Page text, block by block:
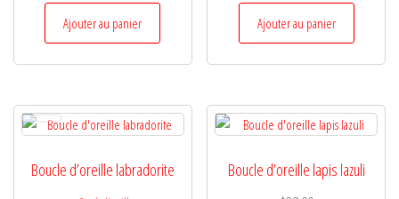
Ajouter au panier Ajouter au panier
Boucle d’oreille labradorite
Boucle d’oreille lapis lazuli